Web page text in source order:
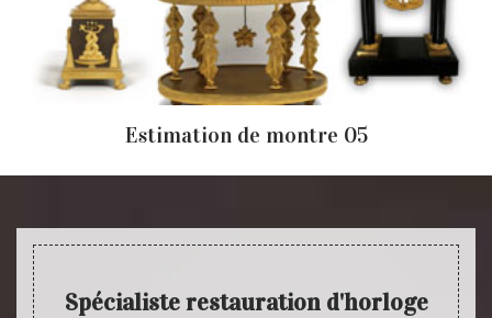
Estimation de montre 05
Spécialiste restauration d'horloge